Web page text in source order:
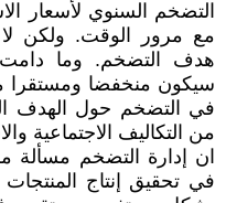
مع مرور الوقت. ولكن لا
هدف التضخم. وما
سيكون منخفضا ومستقرا
في التضخم حول الهدف
من التكاليف الاجتماعية
ان إدارة التضخم مسألة
في تحقيق إنتاج